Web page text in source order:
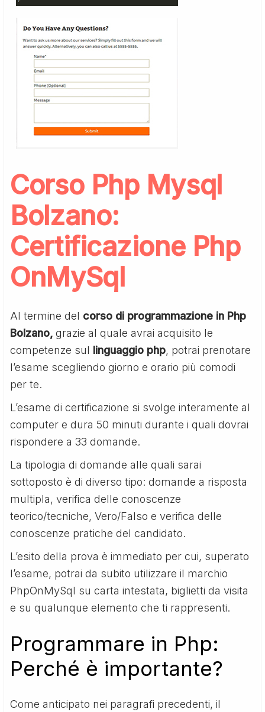
Corso Php Mysql
Bolzano:
Certificazione Php
OnMySql
Al termine del corso di programmazione in Php
Bolzano, grazie al quale avrai acquisito le
competenze sul linguaggio php, potrai prenotare
l’esame scegliendo giorno e orario più comodi
per te.
L’esame di certificazione si svolge interamente al
computer e dura 50 minuti durante i quali dovrai
rispondere a 33 domande.
La tipologia di domande alle quali sarai
sottoposto è di diverso tipo: domande a risposta
multipla, verifica delle conoscenze
teorico/tecniche, Vero/Falso e verifica delle
conoscenze pratiche del candidato.
L’esito della prova è immediato per cui, superato
l’esame, potrai da subito utilizzare il marchio
PhpOnMySql su carta intestata, biglietti da visita
e su qualunque elemento che ti rappresenti.
Programmare in Php:
Perché è importante?
Come anticipato nei paragrafi precedenti, il